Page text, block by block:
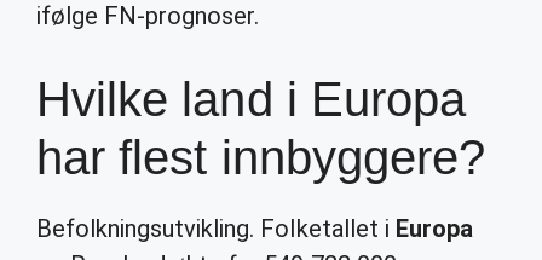
ifølge FN-prognoser.
Hvilke land i Europa
har flest innbyggere?
Befolkningsutvikling. Folketallet i Europa